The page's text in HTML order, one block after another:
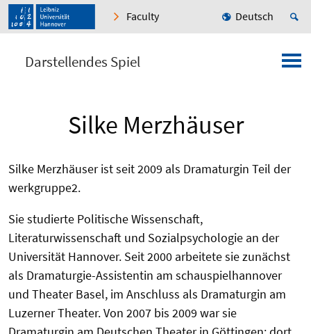
Faculty Deutsch
Darstellendes Spiel
Silke Merzhäuser
Silke Merzhäuser ist seit 2009 als Dramaturgin Teil der
werkgruppe2.
Sie studierte Politische Wissenschaft,
Literaturwissenschaft und Sozialpsychologie an der
Universität Hannover. Seit 2000 arbeitete sie zunächst
als Dramaturgie-Assistentin am schauspielhannover
und Theater Basel, im Anschluss als Dramaturgin am
Luzerner Theater. Von 2007 bis 2009 war sie